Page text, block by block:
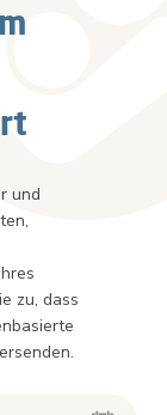
und
zu, dass